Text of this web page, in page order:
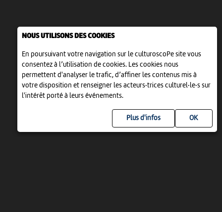
NOUS UTILISONS DES COOKIES
En poursuivant votre navigation sur le culturoscoPe site vous
consentez à l’utilisation de cookies. Les cookies nous
permettent d'analyser le trafic, d’affiner les contenus mis à
votre disposition et renseigner les acteurs·trices culturel·le·s sur
l'intérêt porté à leurs événements.
Plus d'infos